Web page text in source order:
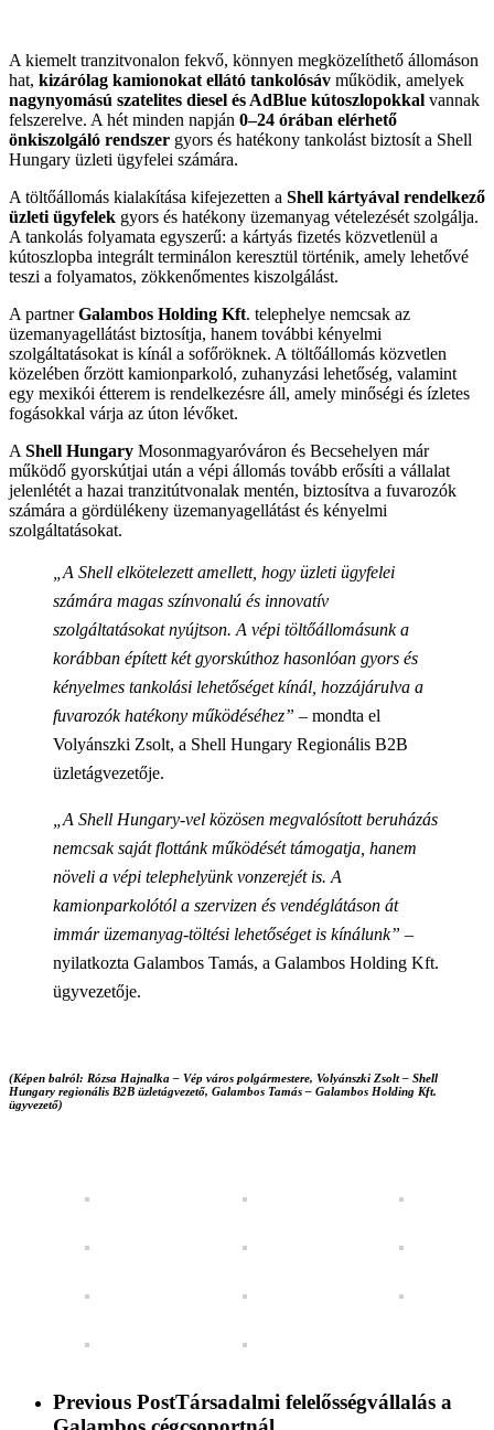
A kiemelt tranzitvonalon fekvő, könnyen megközelíthető állomáson
hat, kizárólag kamionokat ellátó tankolósáv működik, amelyek
nagynyomású szatelites diesel és AdBlue kútoszlopokkal vannak
felszerelve. A hét minden napján 0–24 órában elérhető
önkiszolgáló rendszer gyors és hatékony tankolást biztosít a Shell
Hungary üzleti ügyfelei számára.
A töltőállomás kialakítása kifejezetten a Shell kártyával rendelkező
üzleti ügyfelek gyors és hatékony üzemanyag vételezését szolgálja.
A tankolás folyamata egyszerű: a kártyás fizetés közvetlenül a
kútoszlopba integrált terminálon keresztül történik, amely lehetővé
teszi a folyamatos, zökkenőmentes kiszolgálást.
A partnerGalambos Holding Kft. telephelye nemcsak az
üzemanyagellátást biztosítja, hanem további kényelmi
szolgáltatásokat is kínál a sofőröknek. A töltőállomás közvetlen
közelében őrzött kamionparkoló, zuhanyzási lehetőség, valamint
egy mexikói étterem is rendelkezésre áll, amely minőségi és ízletes
fogásokkal várja az úton lévőket.
A Shell Hungary Mosonmagyaróváron és Becsehelyen már
működő gyorskútjai után a vépi állomás tovább erősíti a vállalat
jelenlétét a hazai tranzitútvonalak mentén, biztosítva a fuvarozók
számára a gördülékeny üzemanyagellátást és kényelmi
szolgáltatásokat.
„A Shell elkötelezett amellett, hogy üzleti ügyfelei
számára magas színvonalú és innovatív
szolgáltatásokat nyújtson. A vépi töltőállomásunk a
korábban épített két gyorskúthoz hasonlóan gyors és
kényelmes tankolási lehetőséget kínál, hozzájárulva a
fuvarozók hatékony működéséhez” – mondta el
Volyánszki Zsolt, a Shell Hungary Regionális B2B
üzletágvezetője.
„A Shell Hungary-vel közösen megvalósított beruházás
nemcsak saját flottánk működését támogatja, hanem
növeli a vépi telephelyünk vonzerejét is. A
kamionparkolótól a szervizen és vendéglátáson át
immár üzemanyag-töltési lehetőséget is kínálunk” –
nyilatkozta Galambos Tamás, a Galambos Holding Kft.
ügyvezetője.
(Képen balról: Rózsa Hajnalka – Vép város polgármestere, Volyánszki Zsolt – Shell
Hungary regionális B2B üzletágvezető, Galambos Tamás – Galambos Holding Kft.
ügyvezető)
Previous PostTársadalmi felelősségvállalás a